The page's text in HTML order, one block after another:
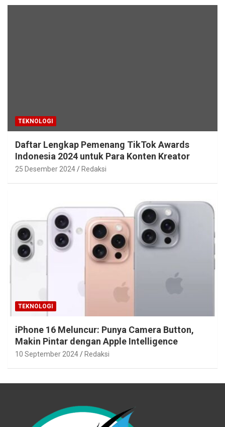
TEKNOLOGI
Daftar Lengkap Pemenang TikTok Awards
Indonesia 2024 untuk Para Konten Kreator
25 Desember 2024 Redaksi
TEKNOLOGI
iPhone 16 Meluncur: Punya Camera Button,
Makin Pintar dengan Apple Intelligence
10 September 2024 Redaksi